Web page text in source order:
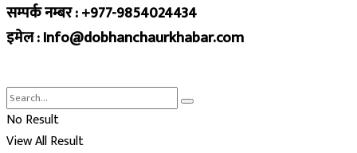
सम्पर्क नम्बर : +977-9854024434
इमेल : Info@dobhanchaurkhabar.com
No Result
View All Result